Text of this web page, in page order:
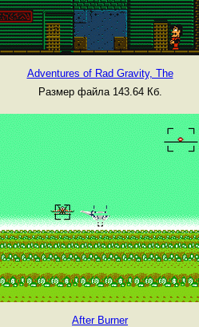
Adventures of Rad Gravity, The
Размер файла 143.64 Кб.
After Burner